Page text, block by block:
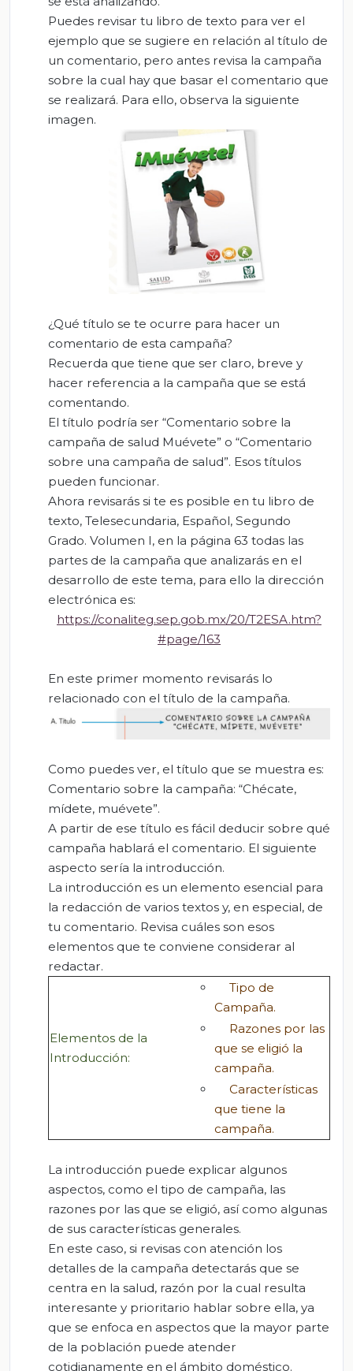
Puedes revisar tu libro de texto para ver el
ejemplo que se sugiere en relación al título de
un comentario, pero antes revisa la campaña
sobre la cual hay que basar el comentario que
se realizará. Para ello, observa la siguiente
imagen.
¿Qué título se te ocurre para hacer un
comentario de esta campaña?
Recuerda que tiene que ser claro, breve y
hacer referencia a la campaña que se está
comentando.
El título podría ser “Comentario sobre la
campaña de salud Muévete” o “Comentario
sobre una campaña de salud”. Esos títulos
pueden funcionar.
Ahora revisarás si te es posible en tu libro de
texto, Telesecundaria, Español, Segundo
Grado. Volumen I, en la página 63 todas las
partes de la campaña que analizarás en el
desarrollo de este tema, para ello la dirección
electrónica es:
https://conaliteg.sep.gob.mx/20/T2ESA.htm?
#page/163
En este primer momento revisarás lo
relacionado con el título de la campaña.
Como puedes ver, el título que se muestra es:
Comentario sobre la campaña: “Chécate,
mídete, muévete”.
A partir de ese título es fácil deducir sobre qué
campaña hablará el comentario. El siguiente
aspecto sería la introducción.
La introducción es un elemento esencial para
la redacción de varios textos y, en especial, de
tu comentario. Revisa cuáles son esos
elementos que te conviene considerar al
redactar.
Tipo de
Campaña.
Elementos de la
Introducción:
Razones por las
que se eligió la
campaña.
Características
que tiene la
campaña.
La introducción puede explicar algunos
aspectos, como el tipo de campaña, las
razones por las que se eligió, así como algunas
de sus características generales.
En este caso, si revisas con atención los
detalles de la campaña detectarás que se
centra en la salud, razón por la cual resulta
interesante y prioritario hablar sobre ella, ya
que se enfoca en aspectos que la mayor parte
de la población puede atender
cotidianamente en el ámbito doméstico.